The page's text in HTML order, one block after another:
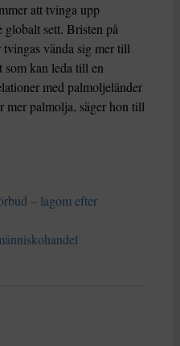
att tvinga upp
globalt sett. Bristen på
vända sig mer till
som kan leda till en
med palmoljeländer
mer palmolja, säger hon till
– lagom efter